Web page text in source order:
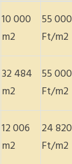
10 000
m2
55 000
Ft/m2
32 484
m2
55 000
Ft/m2
12 006
m2
24 820
Ft/m2